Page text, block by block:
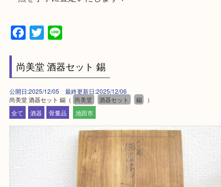
上記の他にもお伺いしますのでご相談ください。
・当店でよく聞くQ＆A